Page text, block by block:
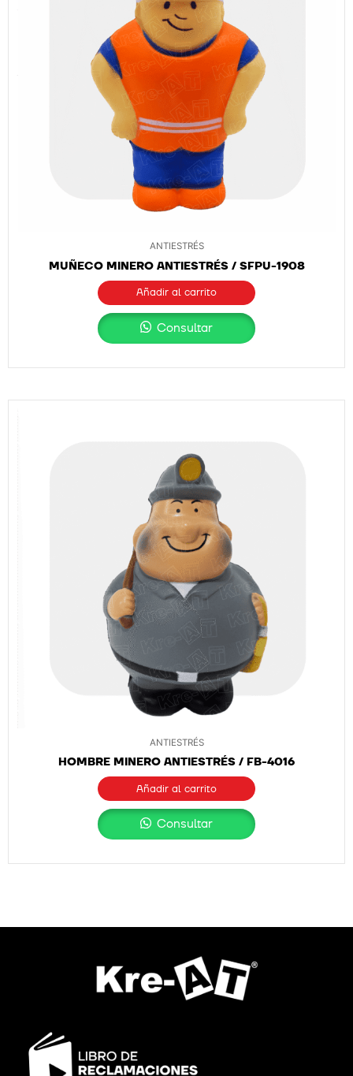
ANTIESTRÉS
MUÑECO MINERO ANTIESTRÉS / SFPU-1908
Añadir al carrito
Consultar
ANTIESTRÉS
HOMBRE MINERO ANTIESTRÉS / FB-4016
Añadir al carrito
Consultar